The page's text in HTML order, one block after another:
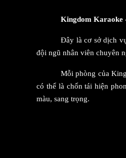
Kingdom Karaoke
Đây là cơ sở dịch
đội ngũ nhân viên chuyên
Mỗi phòng của
có thể là chốn tái hiện
màu, sang trọng.